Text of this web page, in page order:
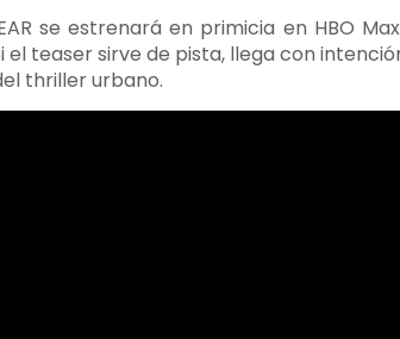
se estrenará en primicia en HBO
el teaser sirve de pista, llega con
thriller urbano.